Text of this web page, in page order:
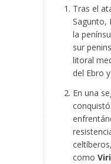
Tras el
Sagunto,
la
sur
litoral
del Ebro
En una
como